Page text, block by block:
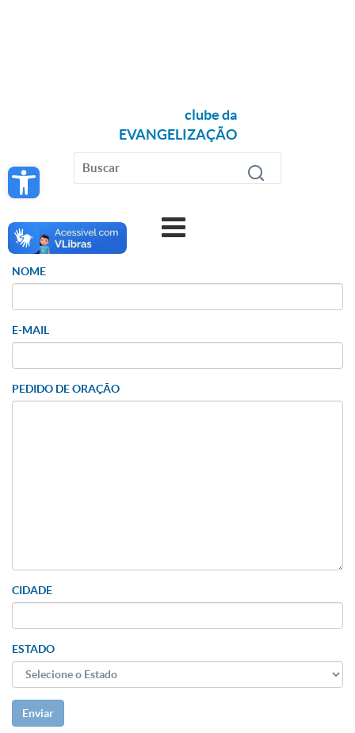
Open toolbar
clube da
EVANGELIZAÇÃO
NOME
E-MAIL
PEDIDO DE ORAÇÃO
CIDADE
ESTADO
Enviar